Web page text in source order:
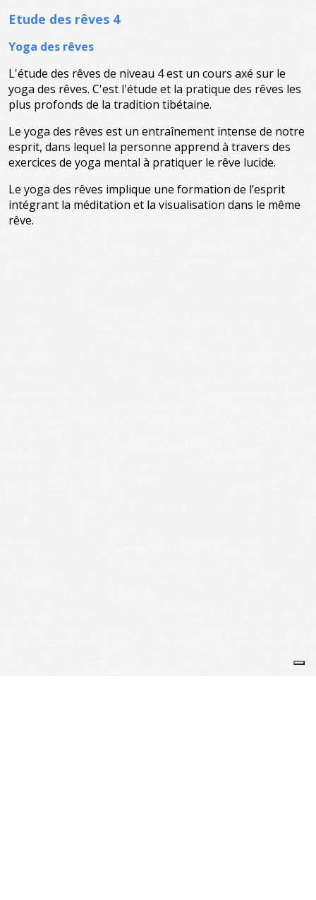
Etude des rêves 4
Yoga des rêves
L'étude des rêves de niveau 4 est un cours axé sur le
yoga des rêves. C'est l'étude et la pratique des rêves les
plus profonds de la tradition tibétaine.
Le yoga des rêves est un entraînement intense de notre
esprit, dans lequel la personne apprend à travers des
exercices de yoga mental à pratiquer le rêve lucide.
Le yoga des rêves implique une formation de l’esprit
intégrant la méditation et la visualisation dans le même
rêve.